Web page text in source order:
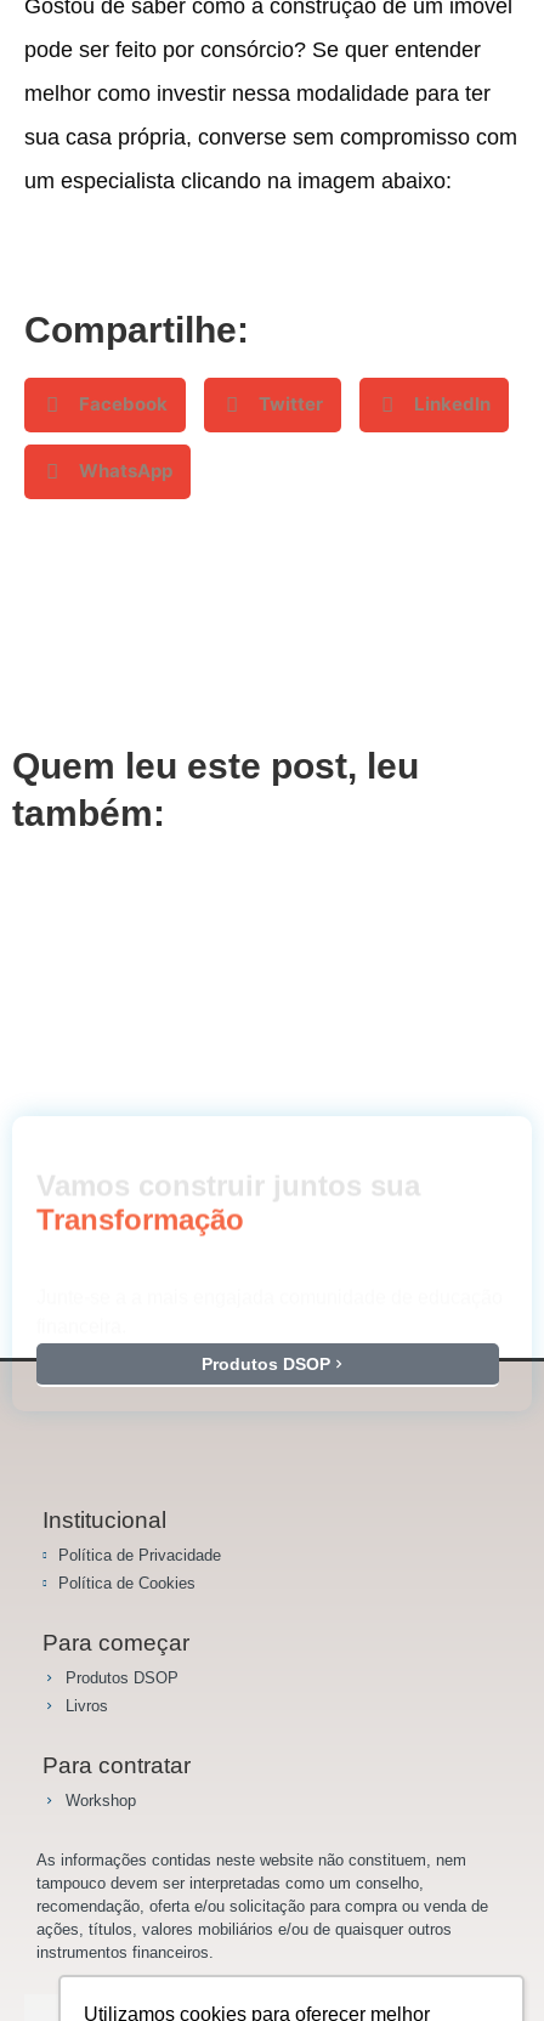
Utilizamos cookies para oferecer melhor
Gostou de saber como a construção de um imóvel
pode ser feito por consórcio? Se quer entender
melhor como investir nessa modalidade para ter
sua casa própria, converse sem compromisso com
um especialista clicando na imagem abaixo:
Compartilhe:
Facebook Twitter LinkedIn
WhatsApp
Quem leu este post, leu
também:
Vamos construir juntos sua
Transformação
Produtos DSOP
Institucional
Política de Privacidade
Política de Cookies
Para começar
Produtos DSOP
Livros
Para contratar
Workshop
As informações contidas neste website não constituem, nem
tampouco devem ser interpretadas como um conselho,
recomendação, oferta e/ou solicitação para compra ou venda de
ações, títulos, valores mobiliários e/ou de quaisquer outros
instrumentos financeiros.